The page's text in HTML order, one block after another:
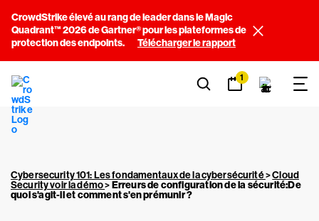
CrowdStrike élevé au rang de leader dans le Magic
Quadrant™ 2026 de Gartner® pour les plateformes de
protection des endpoints.
Télécharger le rapport
1
Cybersecurity 101: Les fondamentaux de la cybersécurité>Cloud
Security voir la démo>Erreurs de configuration de la sécurité:De
quoi s'agit-il et comment s'en prémunir ?